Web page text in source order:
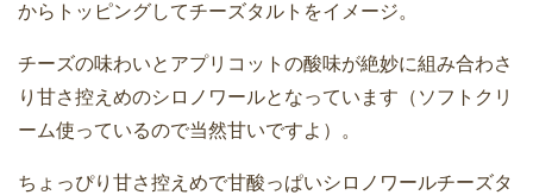
からトッピングしてチーズタルトをイメージ。
チーズの味わいとアプリコットの酸味が絶妙に組み合わさ
り甘さ控えめのシロノワールとなっています（ソフトクリ
ーム使っているので当然甘いですよ）。
ちょっぴり甘さ控えめで甘酸っぱいシロノワールチーズタ